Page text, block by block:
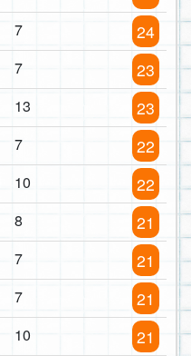
7 24
7 23
13 23
7 22
10 22
8 21
7 21
7 21
10 21